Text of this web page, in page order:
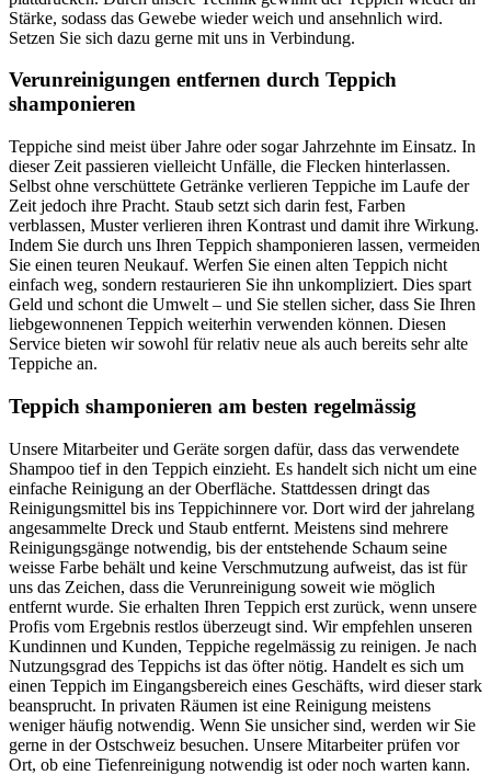
Stärke, sodass das Gewebe wieder weich und ansehnlich wird.
Setzen Sie sich dazu gerne mit uns in Verbindung.
Verunreinigungen entfernen durch Teppich
shamponieren
Teppiche sind meist über Jahre oder sogar Jahrzehnte im Einsatz. In
dieser Zeit passieren vielleicht Unfälle, die Flecken hinterlassen.
Selbst ohne verschüttete Getränke verlieren Teppiche im Laufe der
Zeit jedoch ihre Pracht. Staub setzt sich darin fest, Farben
verblassen, Muster verlieren ihren Kontrast und damit ihre Wirkung.
Indem Sie durch uns Ihren Teppich shamponieren lassen, vermeiden
Sie einen teuren Neukauf. Werfen Sie einen alten Teppich nicht
einfach weg, sondern restaurieren Sie ihn unkompliziert. Dies spart
Geld und schont die Umwelt – und Sie stellen sicher, dass Sie Ihren
liebgewonnenen Teppich weiterhin verwenden können. Diesen
Service bieten wir sowohl für relativ neue als auch bereits sehr alte
Teppiche an.
Teppich shamponieren am besten regelmässig
Unsere Mitarbeiter und Geräte sorgen dafür, dass das verwendete
Shampoo tief in den Teppich einzieht. Es handelt sich nicht um eine
einfache Reinigung an der Oberfläche. Stattdessen dringt das
Reinigungsmittel bis ins Teppichinnere vor. Dort wird der jahrelang
angesammelte Dreck und Staub entfernt. Meistens sind mehrere
Reinigungsgänge notwendig, bis der entstehende Schaum seine
weisse Farbe behält und keine Verschmutzung aufweist, das ist für
uns das Zeichen, dass die Verunreinigung soweit wie möglich
entfernt wurde. Sie erhalten Ihren Teppich erst zurück, wenn unsere
Profis vom Ergebnis restlos überzeugt sind. Wir empfehlen unseren
Kundinnen und Kunden, Teppiche regelmässig zu reinigen. Je nach
Nutzungsgrad des Teppichs ist das öfter nötig. Handelt es sich um
einen Teppich im Eingangsbereich eines Geschäfts, wird dieser stark
beansprucht. In privaten Räumen ist eine Reinigung meistens
weniger häufig notwendig. Wenn Sie unsicher sind, werden wir Sie
gerne in der Ostschweiz besuchen. Unsere Mitarbeiter prüfen vor
Ort, ob eine Tiefenreinigung notwendig ist oder noch warten kann.